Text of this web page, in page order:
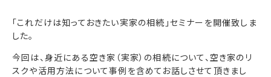
「これだけは知っておきたい実家の相続」セミナーを開催致しま
した。
今回は、身近にある空き家（実家）の相続について、空き家のリ
スクや活用方法について事例を含めてお話しさせて頂きまし